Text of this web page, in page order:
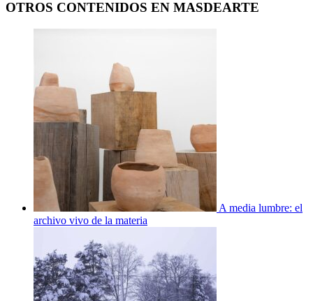
OTROS CONTENIDOS EN MASDEARTE
A media lumbre: el
archivo vivo de la materia